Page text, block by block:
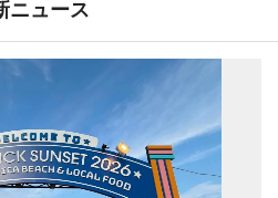
ニュース